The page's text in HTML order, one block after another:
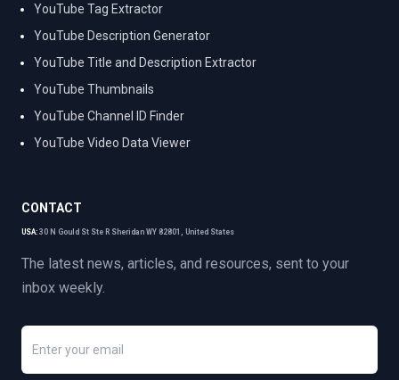
YouTube Tag Extractor
YouTube Description Generator
YouTube Title and Description Extractor
YouTube Thumbnails
YouTube Channel ID Finder
YouTube Video Data Viewer
CONTACT
USA: 30 N Gould St Ste R Sheridan WY 82801, United States
The latest news, articles, and resources, sent to your
inbox weekly.